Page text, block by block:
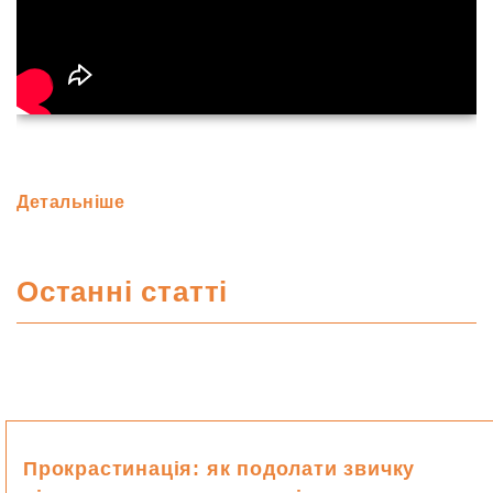
щасливим? У кожної людини є свої уявлення про це.
відображають РЕАЛЬНИЙ стан справ.
Це життя, в якому є істинні, сакральні координати
руху до мети, досягнути яку прагне кожна людина,
Детальніше
Останні статті
Прокрастинація: як подолати звичку